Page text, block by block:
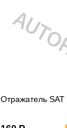
Отражатель SAT